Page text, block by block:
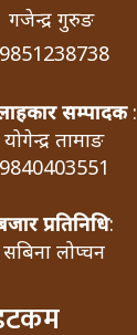
गजेन्द्र गुरुङ
9851238738
सम्पादक:
योगेन्द्र तामाङ
9840403551
प्रतिनिधि:
सबिना लोप्चन